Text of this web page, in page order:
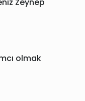
olmak